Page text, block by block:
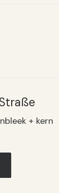
+ kern